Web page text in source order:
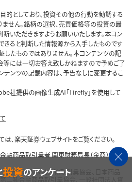
的としており、投資その他の行動を勧誘する
ません。銘柄の選択、売買価格等の投資の最
いただきますようお願いいたします。本コン
きると判断した情報源から入手したものです
たものではありません。本コンテンツの記
等には一切お答え致しかねますので予めご了
テンツの記載内容は、予告なしに変更するこ
社提供の画像生成AI「Firefly」を使用して
、楽天証券ウェブサイトをご覧ください。
融商品取引業者 関東財務局長（金商）第195
般社団法人金融先物取引業協会、日本商品
二種金融商品取引業協会、一般社団法人資
投資のアンケート